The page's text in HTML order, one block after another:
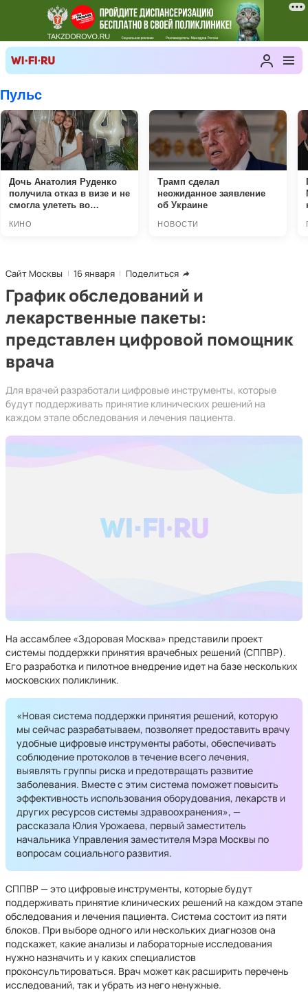
Сайт Москвы 16 января Поделиться
График обследований и
лекарственные пакеты:
представлен цифровой помощник
врача
Для врачей разработали цифровые инструменты, которые
будут поддерживать принятие клинических решений на
каждом этапе обследования и лечения пациента.
На ассамблее «Здоровая Москва» представили проект
системы поддержки принятия врачебных решений (СППВР).
Его разработка и пилотное внедрение идет на базе нескольких
московских поликлиник.
«Новая система поддержки принятия решений, которую
мы сейчас разрабатываем, позволяет предоставить врачу
удобные цифровые инструменты работы, обеспечивать
соблюдение протоколов в течение всего лечения,
выявлять группы риска и предотвращать развитие
заболевания. Вместе с этим система поможет повысить
эффективность использования оборудования, лекарств и
других ресурсов системы здравоохранения», —
рассказала Юлия Урожаева, первый заместитель
начальника Управления заместителя Мэра Москвы по
вопросам социального развития.
СППВР — это цифровые инструменты, которые будут
поддерживать принятие клинических решений на каждом этапе
обследования и лечения пациента. Система состоит из пяти
блоков. При выборе одного или нескольких диагнозов она
подскажет, какие анализы и лабораторные исследования
нужно назначить и у каких специалистов
проконсультироваться. Врач может как расширить перечень
исследований, так и убрать из него ненужные.